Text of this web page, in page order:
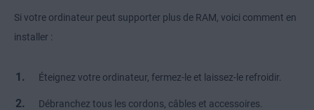
Si votre ordinateur peut supporter plus de RAM, voici comment en
installer :
Éteignez votre ordinateur, fermez-le et laissez-le refroidir.
Débranchez tous les cordons, câbles et accessoires.